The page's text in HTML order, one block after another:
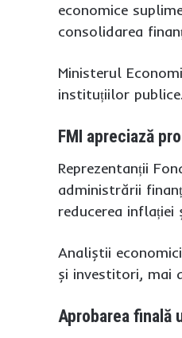
economice
consolidarea
Ministerul
instituțiilor publice.
FMI apreciază
Reprezentanții
administrării
reducerea
Analiștii
și investitori, mai
Aprobarea finală